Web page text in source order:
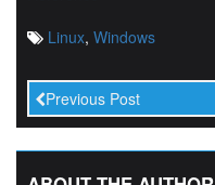
Linux, Windows
Previous Post